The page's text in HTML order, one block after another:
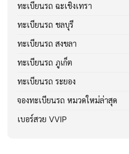
ทะเบียนรถ ฉะเชิงเทรา
ทะเบียนรถ ชลบุรี
ทะเบียนรถ สงขลา
ทะเบียนรถ ภูเก็ต
ทะเบียนรถ ระยอง
จองทะเบียนรถ หมวดใหม่ล่าสุด
เบอร์สวย VVIP